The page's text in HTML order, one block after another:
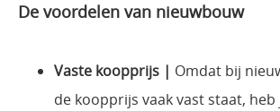
De voordelen van nieuwbouw
Vaste koopprijs | Omdat bij
de koopprijs vaak vast staat, heb